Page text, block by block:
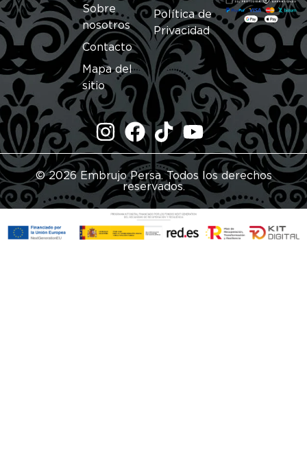
Sobre
nosotros
Contacto
Mapa del
sitio
Política de
Privacidad
© 2026 Embrujo Persa. Todos los derechos
reservados.